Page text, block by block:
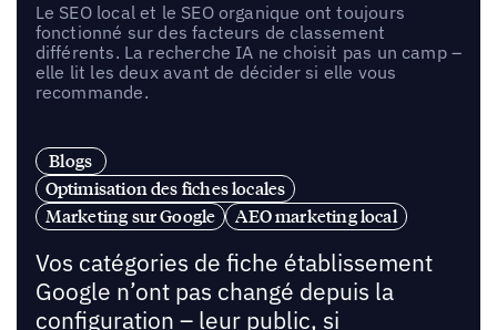
Le SEO local et le SEO organique ont toujours
fonctionné sur des facteurs de classement
différents. La recherche IA ne choisit pas un camp –
elle lit les deux avant de décider si elle vous
recommande.
Blogs
Optimisation des fiches locales
Marketing sur Google
AEO marketing local
Vos catégories de fiche établissement
Google n’ont pas changé depuis la
configuration – leur public, si